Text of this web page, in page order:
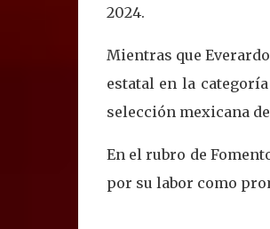
2024.
Mientras que
estatal en la
selección mexicana
En el rubro de
por su labor como